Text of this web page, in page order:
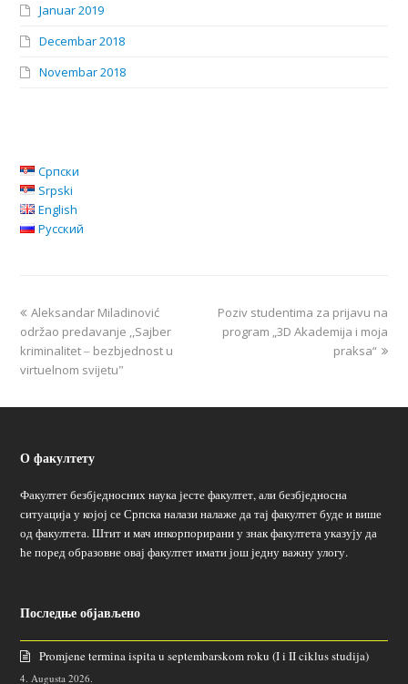
Januar 2019
Decembar 2018
Novembar 2018
Српски
Srpski
English
Русский
Aleksandar Miladinović
održao predavanje ,,Sajber
kriminalitet ‒ bezbjednost u
virtuelnom svijetuˮ
Poziv studentima za prijavu na
program „3D Akademija i moja
praksa“
О факултету
Факултет безбједносних наука јесте факултет, али безбједносна
ситуација у којој се Српска налази налаже да тај факултет буде и више
од факултета. Штит и мач инкорпорирани у знак факултета указују да
ће поред образовне овај факултет имати још једну важну улогу.
Последње објављено
Promjene termina ispita u septembarskom roku (I i II ciklus studija)
4. Augusta 2026.